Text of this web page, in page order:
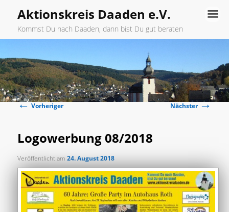
Aktionskreis Daaden e.V.
Kommst Du nach Daaden, dann bist Du gut beraten
primären
Inhalt
Beitragsnavigation
←Vorheriger Nächster→
Logowerbung 08/2018
Veröffentlicht am24. August 2018